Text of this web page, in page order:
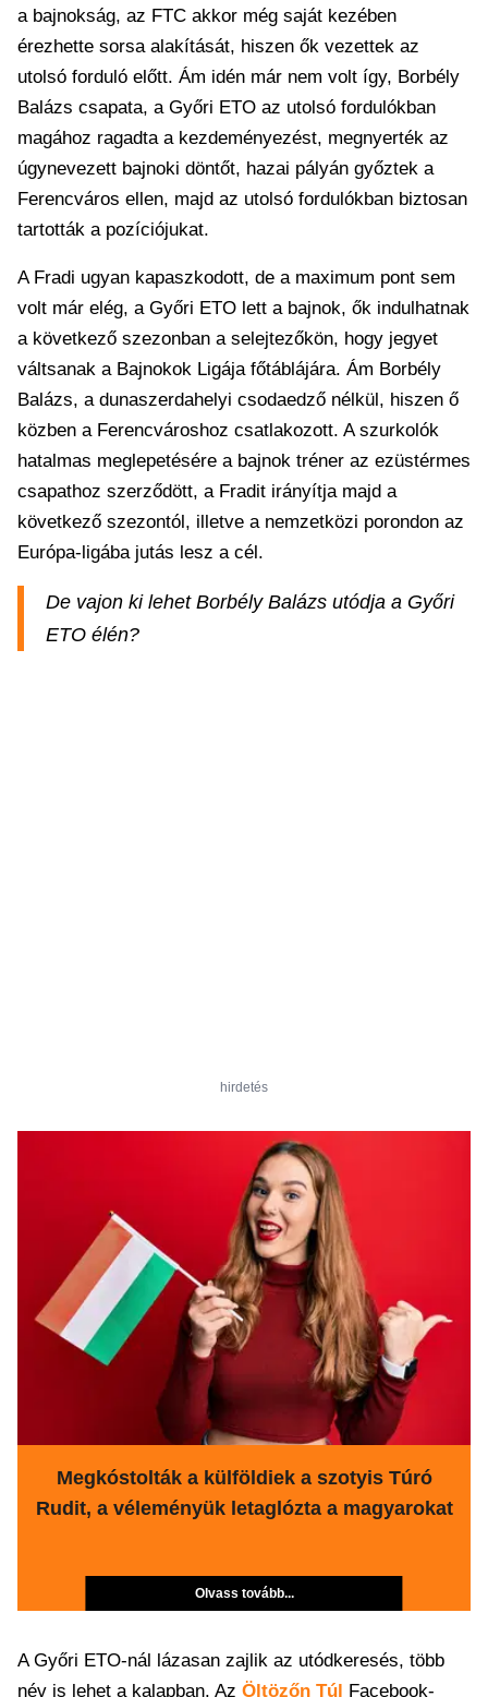
a bajnokság, az FTC akkor még saját kezében
érezhette sorsa alakítását, hiszen ők vezettek az
utolsó forduló előtt. Ám idén már nem volt így, Borbély
Balázs csapata, a Győri ETO az utolsó fordulókban
magához ragadta a kezdeményezést, megnyerték az
úgynevezett bajnoki döntőt, hazai pályán győztek a
Ferencváros ellen, majd az utolsó fordulókban biztosan
tartották a pozíciójukat.
A Fradi ugyan kapaszkodott, de a maximum pont sem
volt már elég, a Győri ETO lett a bajnok, ők indulhatnak
a következő szezonban a selejtezőkön, hogy jegyet
váltsanak a Bajnokok Ligája főtáblájára. Ám Borbély
Balázs, a dunaszerdahelyi csodaedző nélkül, hiszen ő
közben a Ferencvároshoz csatlakozott. A szurkolók
hatalmas meglepetésére a bajnok tréner az ezüstérmes
csapathoz szerződött, a Fradit irányítja majd a
következő szezontól, illetve a nemzetközi porondon az
Európa-ligába jutás lesz a cél.
De vajon ki lehet Borbély Balázs utódja a Győri
ETO élén?
hirdetés
Megkóstolták a külföldiek a szotyis Túró
Rudit, a véleményük letaglózta a magyarokat
Olvass tovább...
A Győri ETO-nál lázasan zajlik az utódkeresés, több
név is lehet a kalapban. Az Öltözőn Túl Facebook-